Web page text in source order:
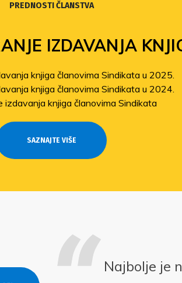
PREDNOSTI ČLANSTVA
IZDAVANJA
knjiga članovima Sindikata u 2025.
knjiga članovima Sindikata u 2024.
izdavanja knjiga članovima Sindikata
SAZNAJTE VIŠE
Najbolje je